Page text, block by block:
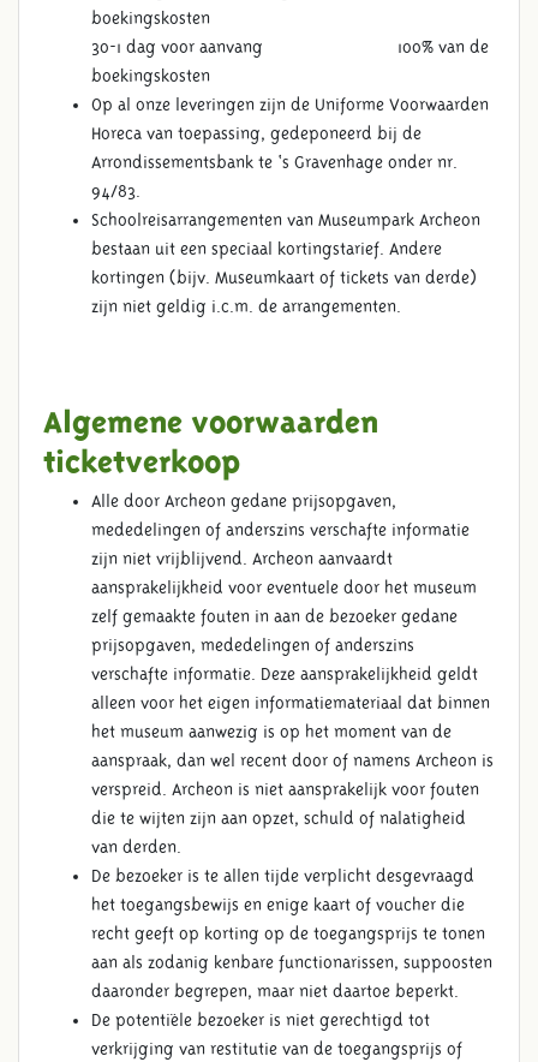
boekingskosten
30-1 dag voor aanvang 100% van de
boekingskosten
Op al onze leveringen zijn de Uniforme Voorwaarden
Horeca van toepassing, gedeponeerd bij de
Arrondissementsbank te ‘s Gravenhage onder nr.
94/83.
Schoolreisarrangementen van Museumpark Archeon
bestaan uit een speciaal kortingstarief. Andere
kortingen (bijv. Museumkaart of tickets van derde)
zijn niet geldig i.c.m. de arrangementen.
Algemene voorwaarden
ticketverkoop
Alle door Archeon gedane prijsopgaven,
mededelingen of anderszins verschafte informatie
zijn niet vrijblijvend. Archeon aanvaardt
aansprakelijkheid voor eventuele door het museum
zelf gemaakte fouten in aan de bezoeker gedane
prijsopgaven, mededelingen of anderszins
verschafte informatie. Deze aansprakelijkheid geldt
alleen voor het eigen informatiemateriaal dat binnen
het museum aanwezig is op het moment van de
aanspraak, dan wel recent door of namens Archeon is
verspreid. Archeon is niet aansprakelijk voor fouten
die te wijten zijn aan opzet, schuld of nalatigheid
van derden.
De bezoeker is te allen tijde verplicht desgevraagd
het toegangsbewijs en enige kaart of voucher die
recht geeft op korting op de toegangsprijs te tonen
aan als zodanig kenbare functionarissen, suppoosten
daaronder begrepen, maar niet daartoe beperkt.
De potentiële bezoeker is niet gerechtigd tot
verkrijging van restitutie van de toegangsprijs of